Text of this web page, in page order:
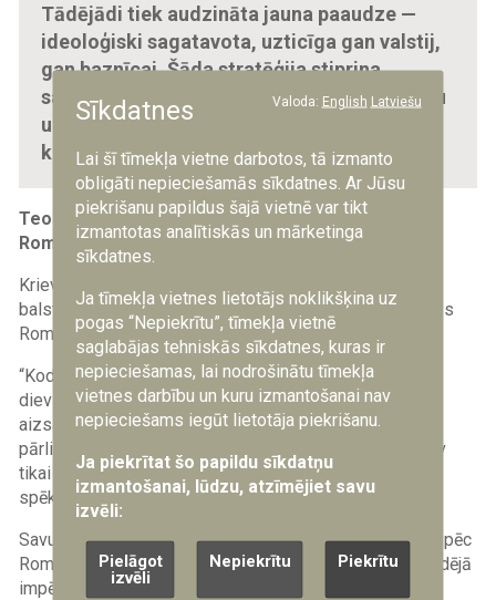
Tādējādi tiek audzināta jauna paaudze —
ideoloģiski sagatavota, uzticīga gan valstij,
gan baznīcai. Šāda stratēģija stiprina
sabiedrības noturību pret kritisku domāšanu
un sagatavo sabiedrību ilgstošiem
konfliktiem.
Teorētiskie pamati: “Kodolortodoksija” un “Trešā
Roma”
Krievu Pareizticīgās baznīcas ideoloģiskais pamats
balstās divos virzienos — “Kodolortodoksijā” un “Trešās
Romas” koncepcijā.
“Kodolortodoksija” uzskata Krievijas kodolieročus par
dievišķu instrumentu — svētu vairogu pareizticības
aizsardzībai no “Rietumu pagrimuma”. Saskaņā ar šo
pārliecību kodolieroču uzturēšana valsts bruņojumā nav
tikai stratēģisks solis, bet garīga prakse un augstāko
spēku noteikts liktenis.
Savukārt “Trešās Romas” koncepcija — pieņēmums, ka pēc
Romas un Bizantijas impēriju sabrukuma Maskava ir pēdējā
impērija un kristietības cietoksnis — tiek izmantota, lai
Sīkdatnes Valoda: English Latviešu
Lai šī tīmekļa vietne darbotos, tā izmanto
obligāti nepieciešamās sīkdatnes. Ar Jūsu
piekrišanu papildus šajā vietnē var tikt
izmantotas analītiskās un mārketinga
sīkdatnes.
Ja tīmekļa vietnes lietotājs noklikšķina uz
pogas “Nepiekrītu”, tīmekļa vietnē
saglabājas tehniskās sīkdatnes, kuras ir
nepieciešamas, lai nodrošinātu tīmekļa
vietnes darbību un kuru izmantošanai nav
nepieciešams iegūt lietotāja piekrišanu.
Ja piekrītat šo papildu sīkdatņu
izmantošanai, lūdzu, atzīmējiet savu
izvēli:
Pielāgot
izvēli
Nepiekrītu Piekrītu